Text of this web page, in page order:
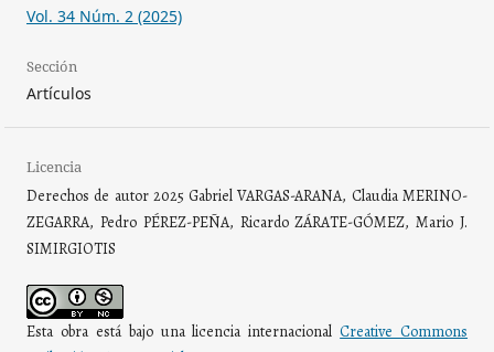
Vol. 34 Núm. 2 (2025)
Sección
Artículos
Licencia
Derechos de autor 2025 Gabriel VARGAS-ARANA, Claudia MERINO-
ZEGARRA, Pedro PÉREZ-PEÑA, Ricardo ZÁRATE-GÓMEZ, Mario J.
SIMIRGIOTIS
Esta obra está bajo una licencia internacionalCreative Commons